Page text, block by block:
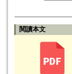
閱讀本文